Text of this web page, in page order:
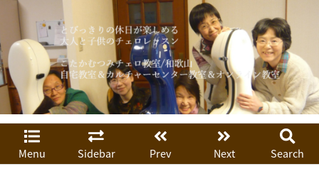
Menu Sidebar Prev Next Search